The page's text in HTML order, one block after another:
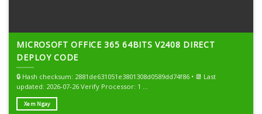
MICROSOFT OFFICE 365 64BITS V2408 DIRECT
DEPLOY CODE
🔒 Hash checksum: 2881de631051e3801308d0589dd74f86 • 📆 Last
updated: 2026-07-26 Verify Processor: 1 ...
Xem Ngay